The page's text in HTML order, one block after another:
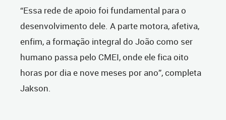
“Essa rede de apoio foi fundamental para o
desenvolvimento dele. A parte motora, afetiva,
enfim, a formação integral do João como ser
humano passa pelo CMEI, onde ele fica oito
horas por dia e nove meses por ano”, completa
Jakson.